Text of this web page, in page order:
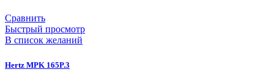
Сравнить
Быстрый просмотр
В список желаний
Hertz MPK 165P.3